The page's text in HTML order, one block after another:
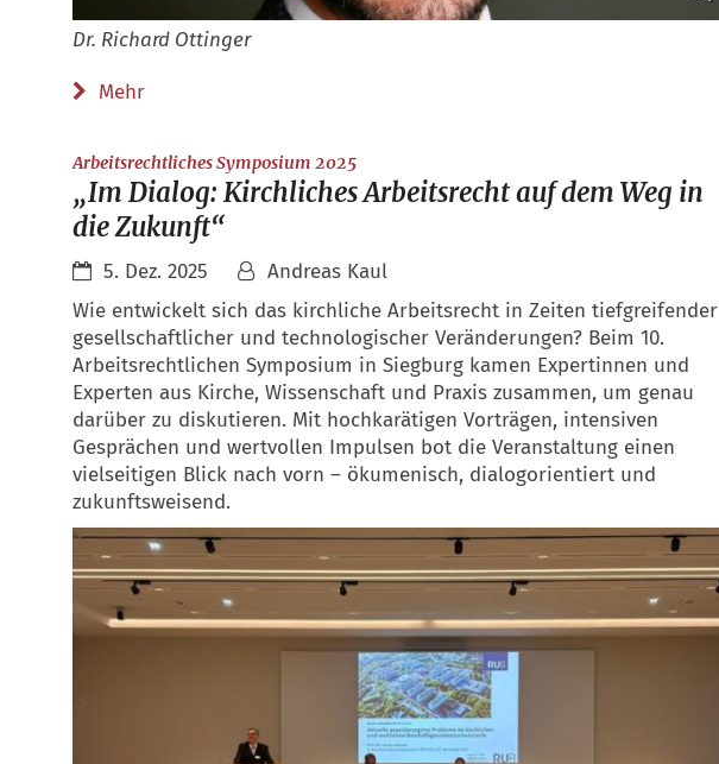
Dr. Richard Ottinger
Mehr
Arbeitsrechtliches Symposium 2025:
„Im Dialog: Kirchliches Arbeitsrecht auf dem Weg in
die Zukunft“
5. Dez. 2025
Andreas Kaul
Wie entwickelt sich das kirchliche Arbeitsrecht in Zeiten tiefgreifender
gesellschaftlicher und technologischer Veränderungen? Beim 10.
Arbeitsrechtlichen Symposium in Siegburg kamen Expertinnen und
Experten aus Kirche, Wissenschaft und Praxis zusammen, um genau
darüber zu diskutieren. Mit hochkarätigen Vorträgen, intensiven
Gesprächen und wertvollen Impulsen bot die Veranstaltung einen
vielseitigen Blick nach vorn – ökumenisch, dialogorientiert und
zukunftsweisend.